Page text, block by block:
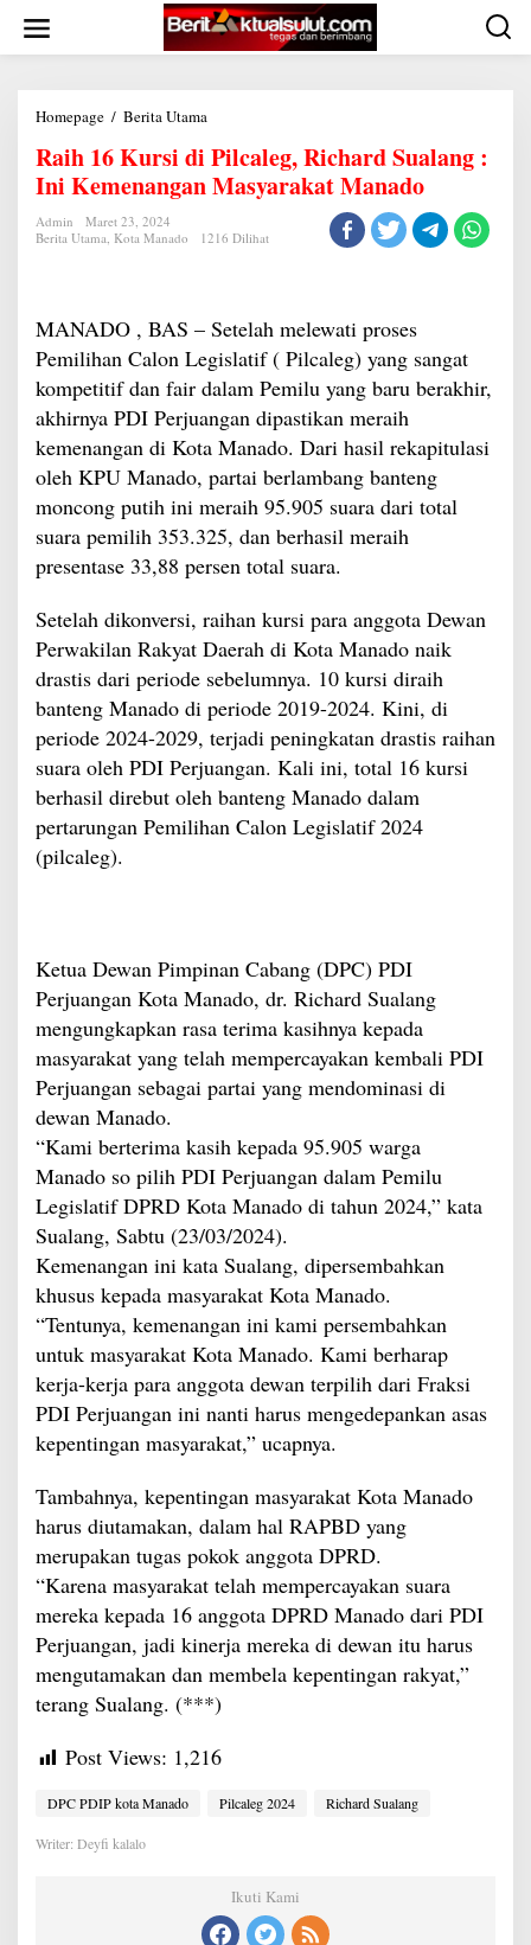
konten
Homepage / Berita Utama
Kursi
di
Pilcaleg,
Richard
:
Raih 16 Kursi di Pilcaleg, Richard Sualang :
Ini Kemenangan Masyarakat Manado
Admin
Maret 23, 2024
Berita Utama, Kota Manado 1216 Dilihat
MANADO , BAS – Setelah melewati proses
Pemilihan Calon Legislatif ( Pilcaleg) yang sangat
kompetitif dan fair dalam Pemilu yang baru berakhir,
akhirnya PDI Perjuangan dipastikan meraih
kemenangan di Kota Manado. Dari hasil rekapitulasi
oleh KPU Manado, partai berlambang banteng
moncong putih ini meraih 95.905 suara dari total
suara pemilih 353.325, dan berhasil meraih
presentase 33,88 persen total suara.
Setelah dikonversi, raihan kursi para anggota Dewan
Perwakilan Rakyat Daerah di Kota Manado naik
drastis dari periode sebelumnya. 10 kursi diraih
banteng Manado di periode 2019-2024. Kini, di
periode 2024-2029, terjadi peningkatan drastis raihan
suara oleh PDI Perjuangan. Kali ini, total 16 kursi
berhasil direbut oleh banteng Manado dalam
pertarungan Pemilihan Calon Legislatif 2024
(pilcaleg).
Ketua Dewan Pimpinan Cabang (DPC) PDI
Perjuangan Kota Manado, dr. Richard Sualang
mengungkapkan rasa terima kasihnya kepada
masyarakat yang telah mempercayakan kembali PDI
Perjuangan sebagai partai yang mendominasi di
dewan Manado.
“Kami berterima kasih kepada 95.905 warga
Manado so pilih PDI Perjuangan dalam Pemilu
Legislatif DPRD Kota Manado di tahun 2024,” kata
Sualang, Sabtu (23/03/2024).
Kemenangan ini kata Sualang, dipersembahkan
khusus kepada masyarakat Kota Manado.
“Tentunya, kemenangan ini kami persembahkan
untuk masyarakat Kota Manado. Kami berharap
kerja-kerja para anggota dewan terpilih dari Fraksi
PDI Perjuangan ini nanti harus mengedepankan asas
kepentingan masyarakat,” ucapnya.
Tambahnya, kepentingan masyarakat Kota Manado
harus diutamakan, dalam hal RAPBD yang
merupakan tugas pokok anggota DPRD.
“Karena masyarakat telah mempercayakan suara
mereka kepada 16 anggota DPRD Manado dari PDI
Perjuangan, jadi kinerja mereka di dewan itu harus
mengutamakan dan membela kepentingan rakyat,”
terang Sualang. (***)
Post Views: 1,216
DPC PDIP kota Manado Pilcaleg 2024 Richard Sualang
Writer: Deyfi kalalo
Ikuti Kami